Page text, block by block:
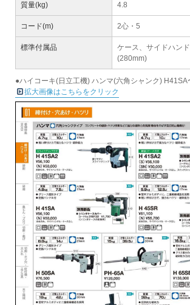
質量(kg) 4.8
コード(m) 2心・5
標準付属品
ケース、サイドハン
(280mm)
●ハイコーキ(日立工機) ハンマ(六角シャンク)
拡大画像はこちらをクリック